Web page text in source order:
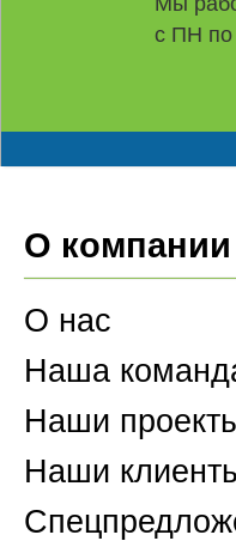
с ПН по
О компании
О нас
Наша
Наши
Наши